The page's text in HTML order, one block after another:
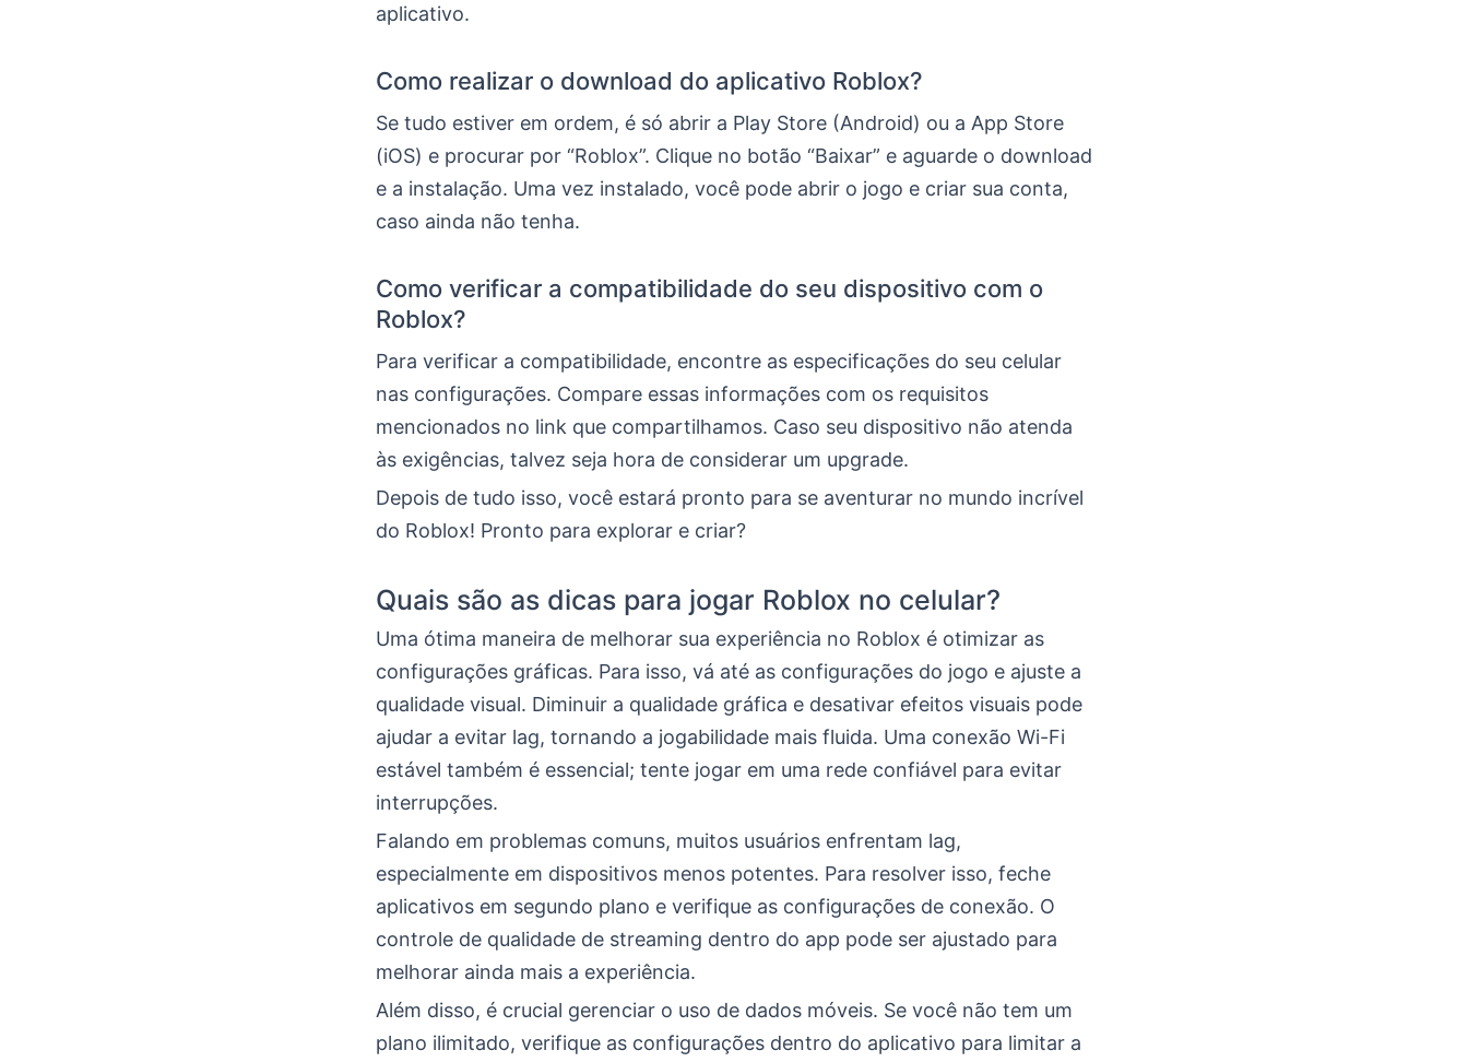
aplicativo.
Como realizar o download do aplicativo Roblox?
Se tudo estiver em ordem, é só abrir a Play Store (Android) ou a App Store
(iOS) e procurar por “Roblox”. Clique no botão “Baixar” e aguarde o download
e a instalação. Uma vez instalado, você pode abrir o jogo e criar sua conta,
caso ainda não tenha.
Como verificar a compatibilidade do seu dispositivo com o
Roblox?
Para verificar a compatibilidade, encontre as especificações do seu celular
nas configurações. Compare essas informações com os requisitos
mencionados no link que compartilhamos. Caso seu dispositivo não atenda
às exigências, talvez seja hora de considerar um upgrade.
Depois de tudo isso, você estará pronto para se aventurar no mundo incrível
do Roblox! Pronto para explorar e criar?
Quais são as dicas para jogar Roblox no celular?
Uma ótima maneira de melhorar sua experiência no Roblox é otimizar as
configurações gráficas. Para isso, vá até as configurações do jogo e ajuste a
qualidade visual. Diminuir a qualidade gráfica e desativar efeitos visuais pode
ajudar a evitar lag, tornando a jogabilidade mais fluida. Uma conexão Wi-Fi
estável também é essencial; tente jogar em uma rede confiável para evitar
interrupções.
Falando em problemas comuns, muitos usuários enfrentam lag,
especialmente em dispositivos menos potentes. Para resolver isso, feche
aplicativos em segundo plano e verifique as configurações de conexão. O
controle de qualidade de streaming dentro do app pode ser ajustado para
melhorar ainda mais a experiência.
Além disso, é crucial gerenciar o uso de dados móveis. Se você não tem um
plano ilimitado, verifique as configurações dentro do aplicativo para limitar a